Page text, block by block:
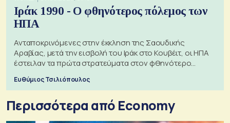
Ιράκ 1990 - Ο φθηνότερος πόλεμος των
ΗΠΑ
Ανταποκρινόμενες στην έκκληση της Σαουδικής
Αραβίας, μετά την εισβολή του Ιράκ στο Κουβέιτ, οι ΗΠΑ
έστειλαν τα πρώτα στρατεύματα στον φθηνότερο
Ευθύμιος Τσιλιόπουλος
Περισσότερα από Economy